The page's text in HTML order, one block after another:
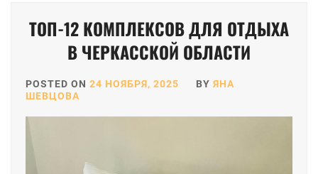
ТОП-12 КОМПЛЕКСОВ ДЛЯ ОТДЫХА
В ЧЕРКАССКОЙ ОБЛАСТИ
POSTED ON 24 НОЯБРЯ, 2025 BY ЯНА
ШЕВЦОВА